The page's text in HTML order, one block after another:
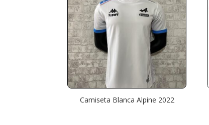
Camiseta Blanca Alpine 2022